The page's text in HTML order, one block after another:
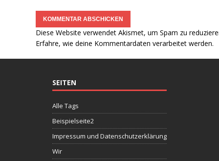
Diese Website verwendet Akismet, um Spam zu
Erfahre, wie deine Kommentardaten verarbeitet werden.
SEITEN
Alle Tags
Beispielseite2
Impressum und Datenschutzerklärung
Wir